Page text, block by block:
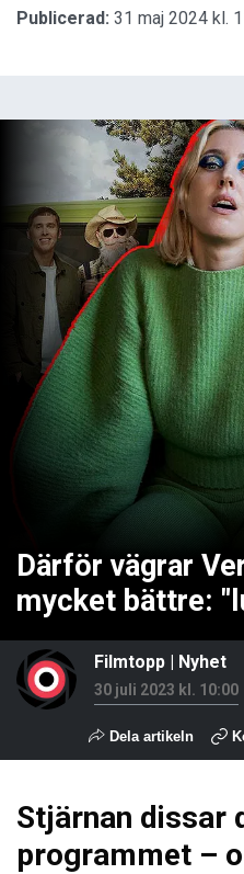
Publicerad: 31 maj 2024 kl.
Därför vägrar
mycket bättre:
Filmtopp | Nyhet
30 juli 2023 kl. 10:00
Dela artikeln
Stjärnan dissar
programmet –